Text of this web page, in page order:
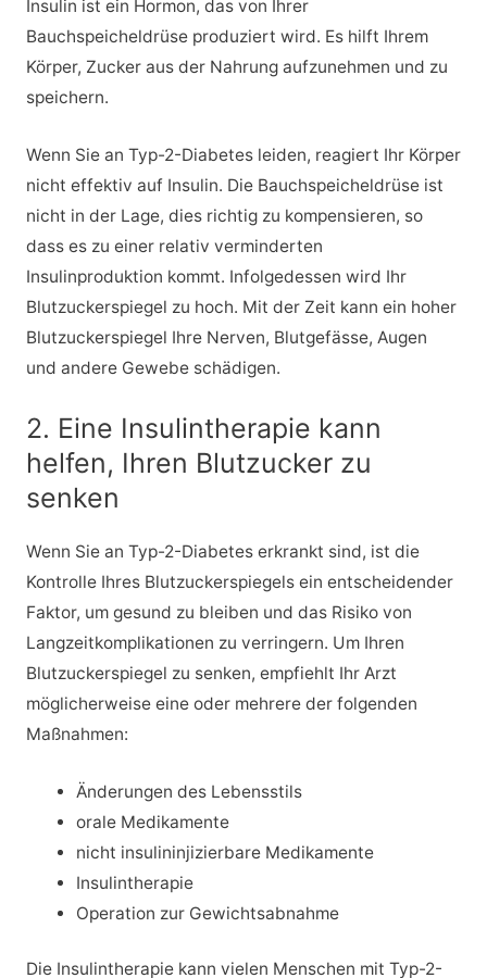
Insulin ist ein Hormon, das von Ihrer
Bauchspeicheldrüse produziert wird. Es hilft Ihrem
Körper, Zucker aus der Nahrung aufzunehmen und zu
speichern.
Wenn Sie an Typ-2-Diabetes leiden, reagiert Ihr Körper
nicht effektiv auf Insulin. Die Bauchspeicheldrüse ist
nicht in der Lage, dies richtig zu kompensieren, so
dass es zu einer relativ verminderten
Insulinproduktion kommt. Infolgedessen wird Ihr
Blutzuckerspiegel zu hoch. Mit der Zeit kann ein hoher
Blutzuckerspiegel Ihre Nerven, Blutgefässe, Augen
und andere Gewebe schädigen.
2. Eine Insulintherapie kann
helfen, Ihren Blutzucker zu
senken
Wenn Sie an Typ-2-Diabetes erkrankt sind, ist die
Kontrolle Ihres Blutzuckerspiegels ein entscheidender
Faktor, um gesund zu bleiben und das Risiko von
Langzeitkomplikationen zu verringern. Um Ihren
Blutzuckerspiegel zu senken, empfiehlt Ihr Arzt
möglicherweise eine oder mehrere der folgenden
Maßnahmen:
Änderungen des Lebensstils
orale Medikamente
nicht insulininjizierbare Medikamente
Insulintherapie
Operation zur Gewichtsabnahme
Die Insulintherapie kann vielen Menschen mit Typ-2-